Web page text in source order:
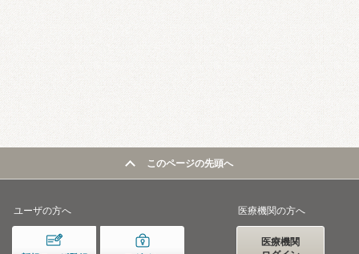
このページの先頭へ
ユーザの方へ 医療機関の方へ
医療機関